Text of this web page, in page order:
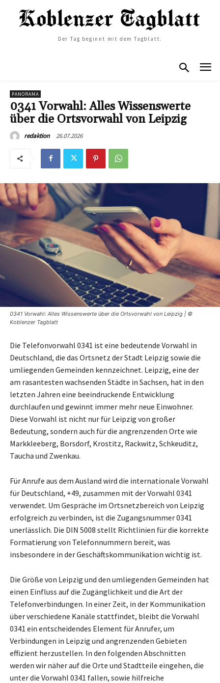
Der Tag beginnt mit dem Tagblatt.
PANORAMA
0341 Vorwahl: Alles Wissenswerte
über die Ortsvorwahl von Leipzig
redaktion 26.07.2026
0341 Vorwahl: Alles Wissenswerte über die Ortsvorwahl von Leipzig | ©
Koblenzer Tagblatt
Die Telefonvorwahl 0341 ist eine bedeutende Vorwahl in
Deutschland, die das Ortsnetz der Stadt Leipzig sowie die
umliegenden Gemeinden kennzeichnet. Leipzig, eine der
am rasantesten wachsenden Städte in Sachsen, hat in den
letzten Jahren eine beeindruckende Entwicklung
durchlaufen und gewinnt immer mehr neue Einwohner.
Diese Vorwahl ist nicht nur für Leipzig von großer
Bedeutung, sondern auch für die angrenzenden Orte wie
Markkleeberg, Borsdorf, Krostitz, Rackwitz, Schkeuditz,
Taucha und Zwenkau.
Für Anrufe aus dem Ausland wird die internationale Vorwahl
für Deutschland, +49, zusammen mit der Vorwahl 0341
verwendet. Um Gespräche im Ortsnetzbereich von Leipzig
erfolgreich zu verbinden, ist die Zugangsnummer 0341
unerlässlich. Die DIN 5008 stellt Richtlinien für die korrekte
Formatierung von Telefonnummern bereit, was
insbesondere in der Geschäftskommunikation wichtig ist.
Die Größe von Leipzig und den umliegenden Gemeinden hat
einen Einfluss auf die Zugänglichkeit und die Art der
Telefonverbindungen. In einer Zeit, in der Kommunikation
über verschiedene Kanäle stattfindet, bleibt die Vorwahl
0341 ein entscheidendes Element für Anrufer, um
Verbindungen in Leipzig und angrenzenden Gebieten
effizient herzustellen. In den folgenden Abschnitten
werden wir näher auf die Orte und Stadtteile eingehen, die
unter die Vorwahl 0341 fallen, sowie hilfreiche